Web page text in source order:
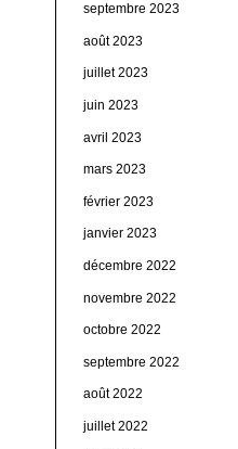
septembre 2023
août 2023
juillet 2023
juin 2023
avril 2023
mars 2023
février 2023
janvier 2023
décembre 2022
novembre 2022
octobre 2022
septembre 2022
août 2022
juillet 2022